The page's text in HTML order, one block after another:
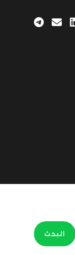
البحث